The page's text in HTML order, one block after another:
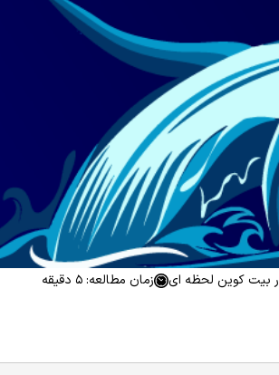
بیت کوین لحظه ای زمان مطالعه: 5 دقیقه